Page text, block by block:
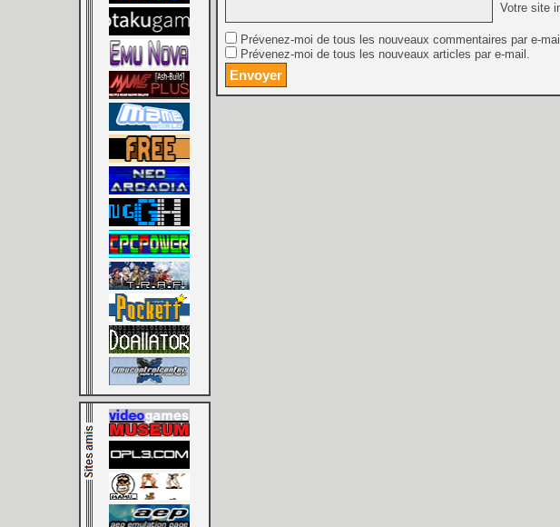
Votre site
Prévenez-moi de tous les nouveaux commentaires par e-
Prévenez-moi de tous les nouveaux articles par e-mail.